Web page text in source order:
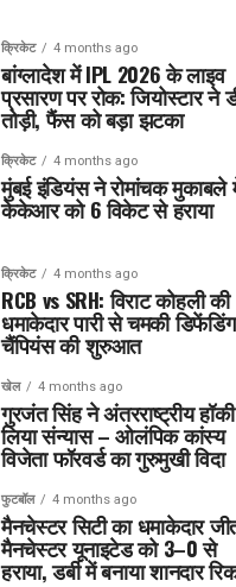
क्रिकेट 4 months ago
बांग्लादेश में IPL 2026 के लाइव
प्रसारण पर रोक: जियोस्टार ने
तोड़ी, फैंस को बड़ा झटका
क्रिकेट 4 months ago
मुंबई इंडियंस ने रोमांचक मुकाबले
केकेआर को 6 विकेट से हराया
क्रिकेट 4 months ago
RCB vs SRH: विराट कोहली की
धमाकेदार पारी से चमकी डिफेंडिंग
चैंपियंस की शुरुआत
खेल 4 months ago
गुरजंत सिंह ने अंतरराष्ट्रीय
लिया संन्यास – ओलंपिक कांस्य
विजेता फॉरवर्ड का गुरुमुखी विदा
फुटबॉल 4 months ago
मैनचेस्टर सिटी का धमाकेदार
मैनचेस्टर यूनाइटेड को 3–0 से
हराया, डर्बी में बनाया शानदार